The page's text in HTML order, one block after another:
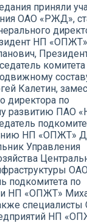
приняли
ОАО «РЖД»,
НП «ОПЖТ»
Калетин,
директора по
развитию ПАО
НП «ОПЖТ»
Управления
подкомитета по
НП «ОПЖТ»
НП